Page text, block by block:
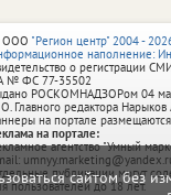
сайтом без
"Регион центр" 2004 -
наполнение:
о регистрации
№ ФС 77‑35502
РОСКОМНАДЗОРом 04
Главного редактора Нарыков
на портале размещаются
на портале:
агентство "Умный
публикации могут
пользователей до 18 лет.